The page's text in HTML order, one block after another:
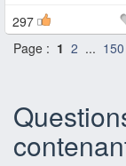
297
Page : 1 2 ... 150